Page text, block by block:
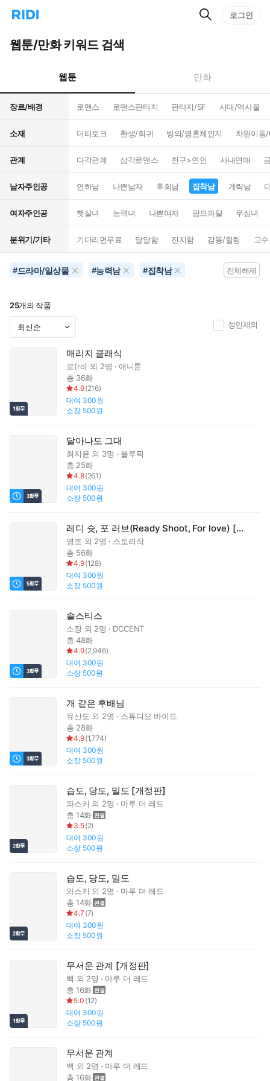
리
홈
으
턴
트
검
로그인
웹툰/만화 키워드 검색
웹툰 만화
장르/배경 로맨스 로맨스판타지 판타지/SF 시대/역사물
소재 더티토크 환생/회귀 빙의/영혼체인지 차원이동
관계 다각관계 삼각로맨스 친구>연인 사내연애
남자주인공 연하남 나쁜남자 후회남 집착남 계략남
여자주인공 햇살녀 능력녀 나쁜여자 팜므파탈 무심녀
분위기/기타 기다리면무료 달달함 진지함 감동/힐링 고
#드라마/일상물 #능력남 #집착남 전체해제
25개의 작품
성인제외
매리지 클래식
로(ro) 외 2명
애니툰
총 36화
4.9(216)
대여 300원
소장 500원
달아나도 그대
최지윤 외 3명
블루픽
총 25화
4.8(261 )
대여 300원
소장 500원
레디 슛, 포 러브(Ready Shoot, For love) [개정판]
영조 외 2명
스토리작
총 56화
4.9(128)
대여 300원
소장 500원
솔스티스
소장외 2명
DCCENT
총 48화
4.9(2,946)
대여 300원
소장 500원
개 같은 후배님
유산도 외 2명
스튜디오 바이드
총 28화
4.9(1,774)
대여 300원
소장 500원
습도, 당도, 밀도 [개정판]
와스키 외 2명
마루 더 레드
총 14화
3.5(2)
대여 300원
소장 500원
습도, 당도, 밀도
와스키 외 2명
마루 더 레드
총 14화
4.7 (7)
대여 300원
소장 500원
무서운 관계 [개정판]
백 외 2명
마루 더 레드
총 16화
5.0 (12)
대여 300원
소장 500원
무서운 관계
백 외 2명
마루 더 레드
총 16화